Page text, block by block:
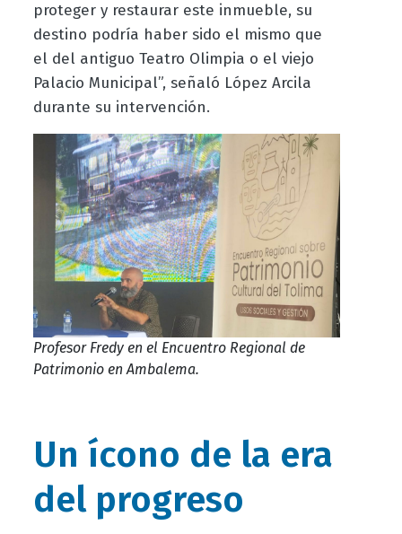
proteger y restaurar este inmueble, su
destino podría haber sido el mismo que
el del antiguo Teatro Olimpia o el viejo
Palacio Municipal”, señaló López Arcila
durante su intervención.
Profesor Fredy en el Encuentro Regional de
Patrimonio en Ambalema.
Un ícono de la era
del progreso